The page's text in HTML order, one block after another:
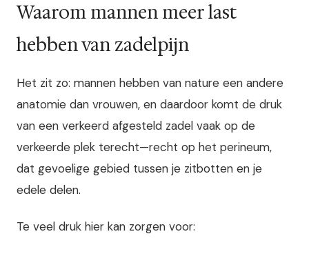
Waarom mannen meer last
hebben van zadelpijn
Het zit zo: mannen hebben van nature een andere
anatomie dan vrouwen, en daardoor komt de druk
van een verkeerd afgesteld zadel vaak op de
verkeerde plek terecht—recht op het perineum,
dat gevoelige gebied tussen je zitbotten en je
edele delen.
Te veel druk hier kan zorgen voor: